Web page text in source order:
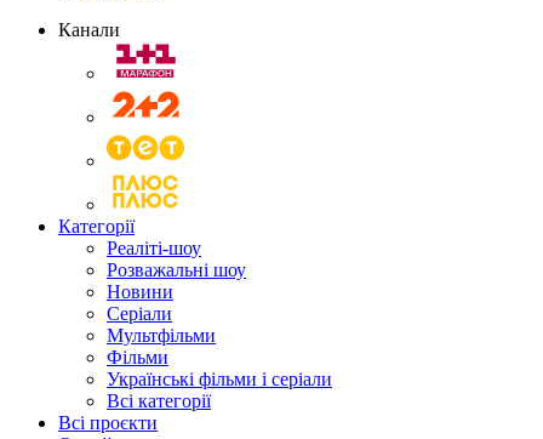
Канали
Категорії
Реаліті-шоу
Розважальні шоу
Новини
Серіали
Мультфільми
Фільми
Українські фільми і серіали
Всі категорії
Всі проєкти